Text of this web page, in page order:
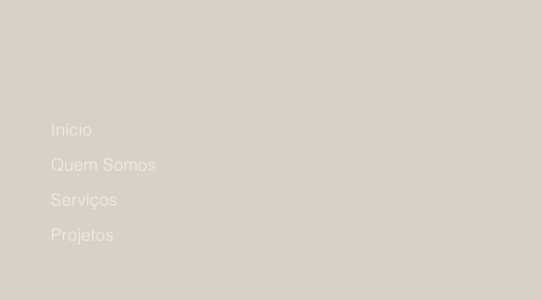
Início
Quem Somos
Serviços
Projetos